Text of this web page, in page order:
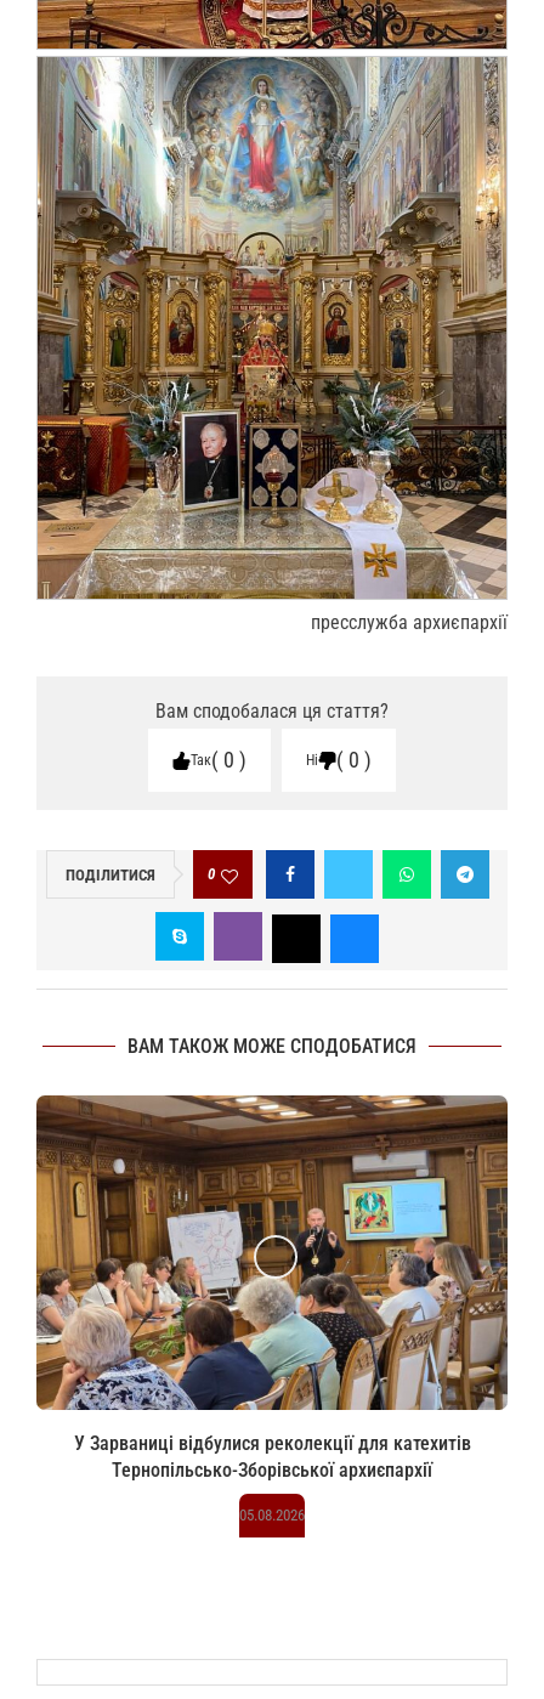
пресслужба архиєпархії
Вам сподобалася ця стаття?
Так 0 Ні 0
ПОДІЛИТИСЯ 0
ВАМ ТАКОЖ МОЖЕ СПОДОБАТИСЯ
У Зарваниці відбулися реколекції для катехитів
Тернопільсько-Зборівської архиєпархії
05.08.2026